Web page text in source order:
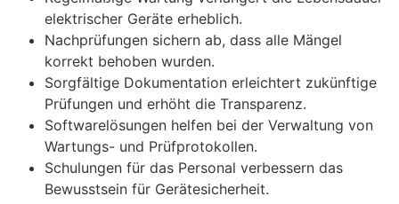
elektrischer Geräte erheblich.
Nachprüfungen sichern ab, dass alle Mängel
korrekt behoben wurden.
Sorgfältige Dokumentation erleichtert zukünftige
Prüfungen und erhöht die Transparenz.
Softwarelösungen helfen bei der Verwaltung von
Wartungs- und Prüfprotokollen.
Schulungen für das Personal verbessern das
Bewusstsein für Gerätesicherheit.